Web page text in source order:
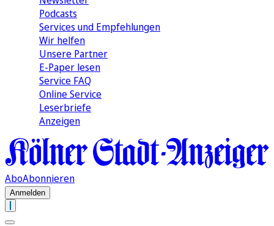
Podcasts
Services und Empfehlungen
Wir helfen
Unsere Partner
E-Paper lesen
Service FAQ
Online Service
Leserbriefe
Anzeigen
AboAbonnieren
Anmelden